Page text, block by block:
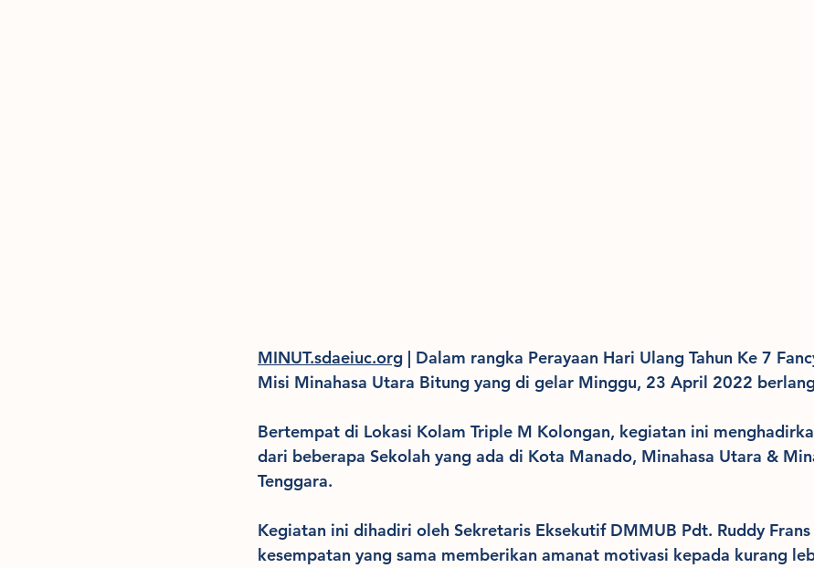
MINUT.sdaeiuc.org | Dalam rangka Perayaan Hari Ulang Tahun Ke 7
Misi Minahasa Utara Bitung yang di gelar Minggu, 23 April 2022
Bertempat di Lokasi Kolam Triple M Kolongan, kegiatan ini
dari beberapa Sekolah yang ada di Kota Manado, Minahasa Utara &
Tenggara.
Kegiatan ini dihadiri oleh Sekretaris Eksekutif DMMUB Pdt. Ruddy
kesempatan yang sama memberikan amanat motivasi kepada kurang